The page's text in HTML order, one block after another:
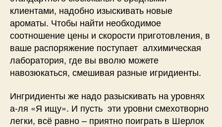
клиентами, надобно изыскивать новые
ароматы. Чтобы найти необходимое
соотношение цены и скорости приготовления, в
ваше распоряжение поступает алхимическая
лаборатория, где вы вволю можете
навозюкаться, смешивая разные игридиенты.
Ингридиенты же надо разыскивать на уровнях
а-ля «Я ищу». И пусть эти уровни смехотворно
легки, всё равно – приятно поиграть в Шерлок